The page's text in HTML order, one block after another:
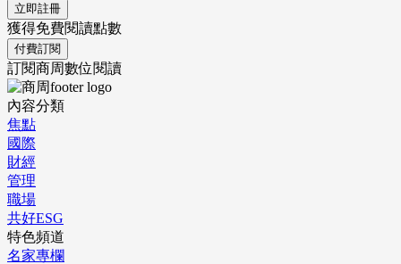
立即註冊
獲得免費閱讀點數
付費訂閱
訂閱商周數位閱讀
內容分類
焦點
國際
財經
管理
職場
共好ESG
特色頻道
名家專欄